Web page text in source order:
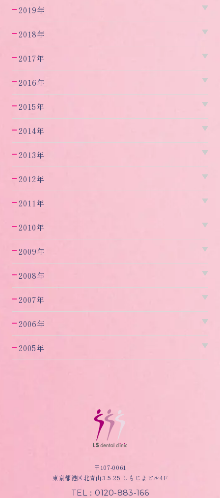
2019年
2018年
2017年
2016年
2015年
2014年
2013年
2012年
2011年
2010年
2009年
2008年
2007年
2006年
2005年
〒107-0061
東京都港区北青山3-5-25 しもじまビル4F
TEL：0120-883-166